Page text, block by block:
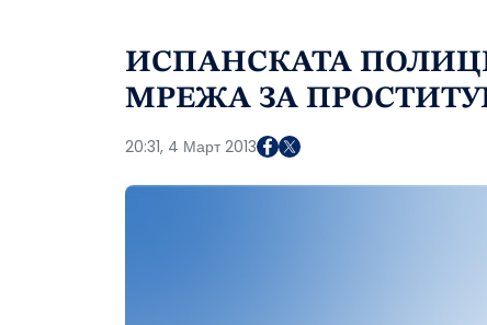
ИСПАНСКАТА
МРЕЖА ЗА
20:31, 4 Март 2013